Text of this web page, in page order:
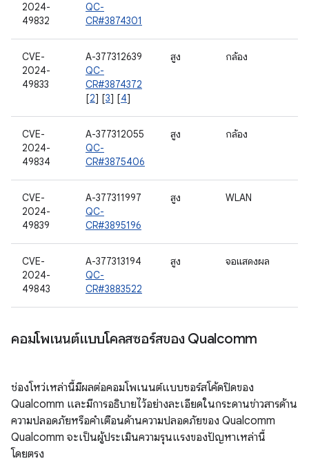
2024-
49832
QC-
CR#3874301
CVE-
2024-
49833
A-377312639
QC-
CR#3874372
[2] [3] [4]
สูง กล้อง
CVE-
2024-
49834
A-377312055
QC-
CR#3875406
สูง กล้อง
CVE-
2024-
49839
A-377311997
QC-
CR#3895196
สูง WLAN
CVE-
2024-
49843
A-377313194
QC-
CR#3883522
สูง จอแสดงผล
คอมโพเนนต์แบบโคลสซอร์สของ Qualcomm
ช่องโหว่เหล่านี้มีผลต่อคอมโพเนนต์แบบซอร์สโค้ดปิดของ
Qualcomm และมีการอธิบายไว้อย่างละเอียดในกระดานข่าวสารด้าน
ความปลอดภัยหรือคำเตือนด้านความปลอดภัยของ Qualcomm
Qualcomm จะเป็นผู้ประเมินความรุนแรงของปัญหาเหล่านี้
โดยตรง